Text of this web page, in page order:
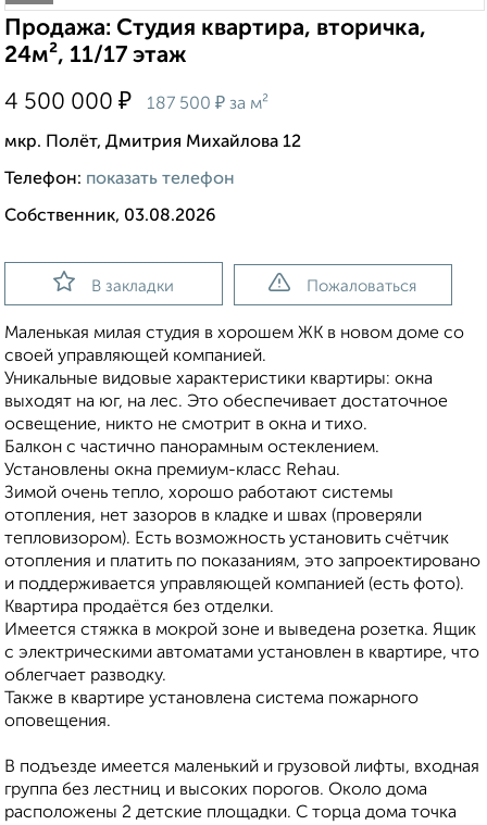
Продажа: Студия квартира, вторичка,
24м², 11/17 этаж
4 500 000 ₽ 187 500 ₽ за м²
мкр. Полёт, Дмитрия Михайлова 12
Телефон: показать телефон
Собственник, 03.08.2026
В закладки Пожаловаться
Маленькая милая студия в хорошем ЖК в новом доме со
своей управляющей компанией.
Уникальные видовые характеристики квартиры: окна
выходят на юг, на лес. Это обеспечивает достаточное
освещение, никто не смотрит в окна и тихо.
Балкон с частично панорамным остеклением.
Установлены окна премиум-класс Rehau.
Зимой очень тепло, хорошо работают системы
отопления, нет зазоров в кладке и швах (проверяли
тепловизором). Есть возможность установить счётчик
отопления и платить по показаниям, это запроектировано
и поддерживается управляющей компанией (есть фото).
Квартира продаётся без отделки.
Имеется стяжка в мокрой зоне и выведена розетка. Ящик
с электрическими автоматами установлен в квартире, что
облегчает разводку.
Также в квартире установлена система пожарного
оповещения.
В подъезде имеется маленький и грузовой лифты, входная
группа без лестниц и высоких порогов. Около дома
расположены 2 детские площадки. С торца дома точка